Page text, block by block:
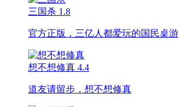
三国杀 1.8
官方正版，三亿人都爱玩的国民桌游
想不想修真 4.4
道友请留步，想不想修真